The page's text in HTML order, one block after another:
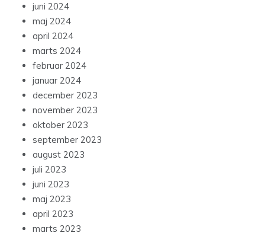
juni 2024
maj 2024
april 2024
marts 2024
februar 2024
januar 2024
december 2023
november 2023
oktober 2023
september 2023
august 2023
juli 2023
juni 2023
maj 2023
april 2023
marts 2023